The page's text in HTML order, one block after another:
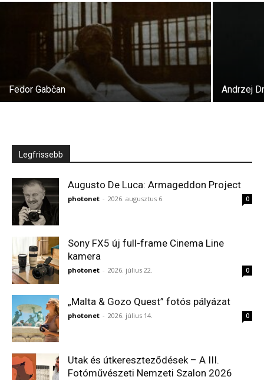
Fedor Gabčan Andrzej
Legfrissebb
Augusto De Luca: Armageddon Project
photonet - 2026. augusztus 6. 0
Sony FX5 új full-frame Cinema Line
kamera
photonet - 2026. július 22. 0
„Malta & Gozo Quest” fotós pályázat
photonet - 2026. július 14. 0
Utak és útkereszteződések – A III.
Fotóművészeti Nemzeti Szalon 2026